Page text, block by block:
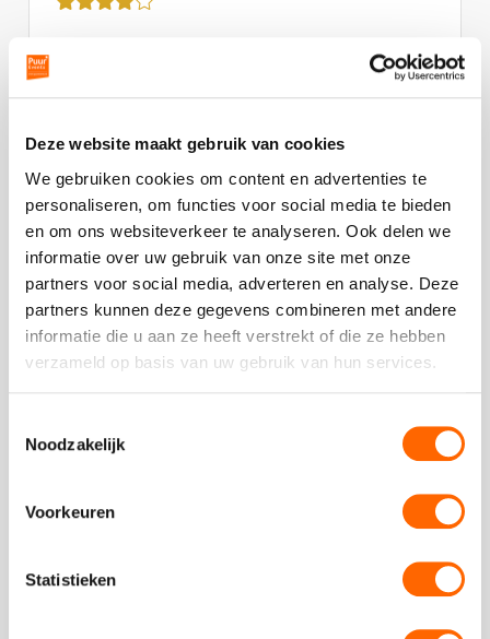
Deze website maakt gebruik van cookies
We gebruiken cookies om content en advertenties te
personaliseren, om functies voor social media te bieden
en om ons websiteverkeer te analyseren. Ook delen we
informatie over uw gebruik van onze site met onze
partners voor social media, adverteren en analyse. Deze
partners kunnen deze gegevens combineren met andere
informatie die u aan ze heeft verstrekt of die ze hebben
verzameld op basis van uw gebruik van hun services.
Noodzakelijk
Voorkeuren
Statistieken
review
4.5
- Thierry Hendriksen | ING
Plaats een review
Bekijk alle reviews
Vergelijkbare uitjes
Bekijk
Ross
Workshop
Bob